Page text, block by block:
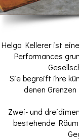
Helga Kellerer ist
Performances
Sie begreift ihre
denen
Zwei- und
bestehende